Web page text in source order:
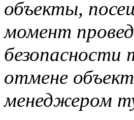
объекты,
момент
безопасности
отмене
менеджером